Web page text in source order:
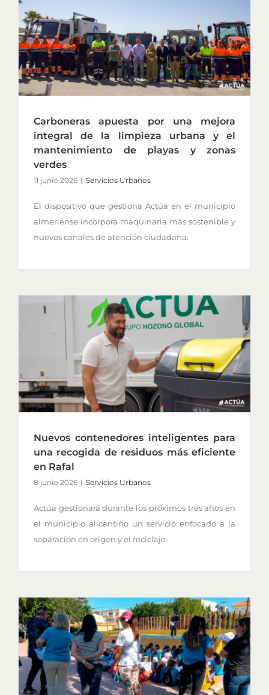
Carboneras apuesta por una mejora
integral de la limpieza urbana y el
mantenimiento de playas y zonas
verdes
11 junio 2026 | Servicios Urbanos
El dispositivo que gestiona Actúa en el municipio
almeriense incorpora maquinaria más sostenible y
nuevos canales de atención ciudadana.
Nuevos contenedores inteligentes para
una recogida de residuos más eficiente
en Rafal
8 junio 2026 | Servicios Urbanos
Actúa gestionará durante los próximos tres años en
el municipio alicantino un servicio enfocado a la
separación en origen y el reciclaje.